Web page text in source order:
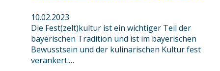
10.02.2023
Die Fest(zelt)kultur ist ein wichtiger Teil der
bayerischen Tradition und ist im bayerischen
Bewusstsein und der kulinarischen Kultur fest
verankert.…